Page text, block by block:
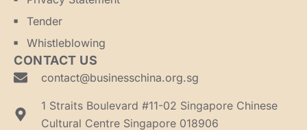
Tender
Whistleblowing
CONTACT US
contact@businesschina.org.sg
1 Straits Boulevard #11-02 Singapore Chinese
Cultural Centre Singapore 018906